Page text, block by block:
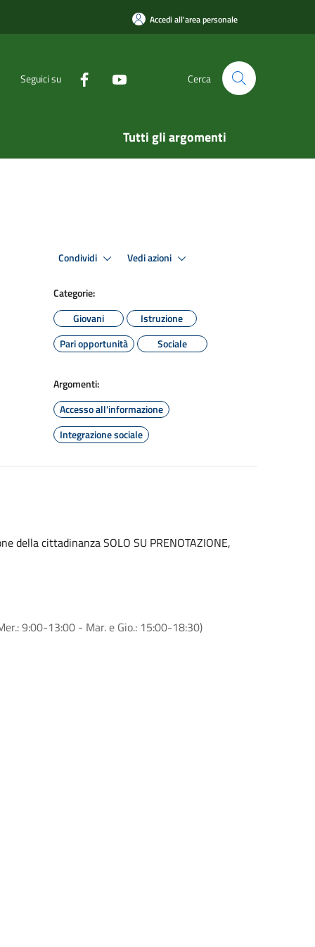
Accedi all'area personale
Seguici su Cerca
Tutti gli argomenti
Condividi Vedi azioni
Categorie:
Giovani
Istruzione
Pari opportunità
Sociale
Argomenti:
Accesso all'informazione
Integrazione sociale
della cittadinanza SOLO SU PRENOTAZIONE,
9:00-13:00 - Mar. e Gio.: 15:00-18:30)